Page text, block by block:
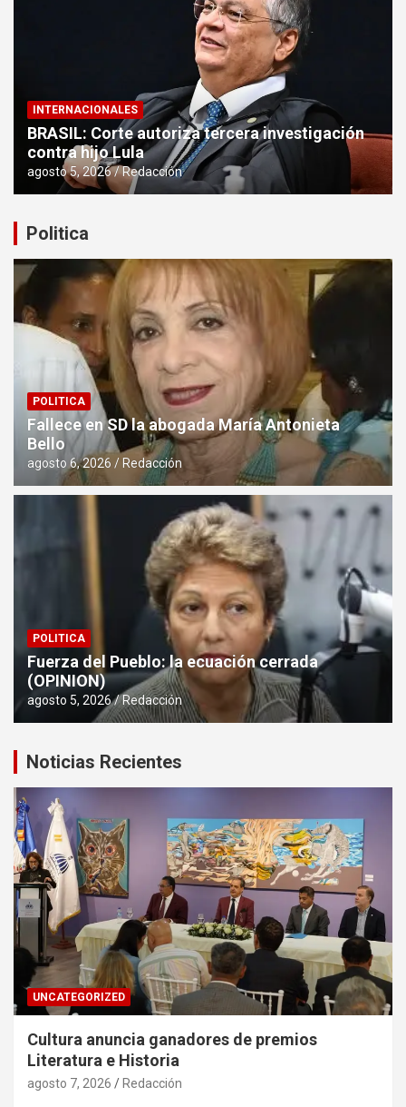
INTERNACIONALES
BRASIL: Corte autoriza tercera investigación
contra hijo Lula
agosto 5, 2026 Redacción
Politica
POLITICA
Fallece en SD la abogada María Antonieta
Bello
agosto 6, 2026 Redacción
POLITICA
Fuerza del Pueblo: la ecuación cerrada
(OPINION)
agosto 5, 2026 Redacción
Noticias Recientes
UNCATEGORIZED
Cultura anuncia ganadores de premios
Literatura e Historia
agosto 7, 2026 Redacción